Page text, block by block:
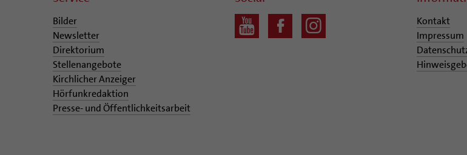
Bilder
Newsletter
Direktorium
Stellenangebote
Kirchlicher Anzeiger
Hörfunkredaktion
Presse- und Öffentlichkeitsarbeit
Kontakt
Impressum